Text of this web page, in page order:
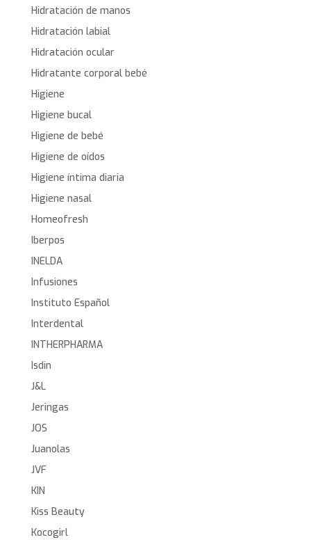
Hidratación de manos
Hidratación labial
Hidratación ocular
Hidratante corporal bebé
Higiene
Higiene bucal
Higiene de bebé
Higiene de oídos
Higiene íntima diaria
Higiene nasal
Homeofresh
Iberpos
INELDA
Infusiones
Instituto Español
Interdental
INTHERPHARMA
Isdin
J&L
Jeringas
JOS
Juanolas
JVF
KIN
Kiss Beauty
Kocogirl